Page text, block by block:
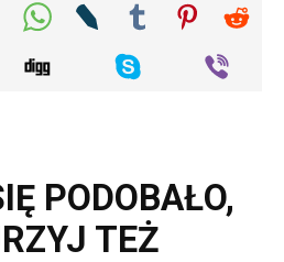
PODOBAŁO,
TEŻ